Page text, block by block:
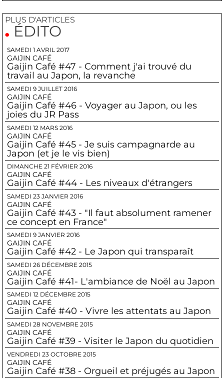
PLUS D'ARTICLES
ÉDITO
SAMEDI 1 AVRIL 2017
GAIJIN CAFÉ
Gaijin Café #47 - Comment j'ai trouvé du
travail au Japon, la revanche
SAMEDI 9 JUILLET 2016
GAIJIN CAFÉ
Gaijin Café #46 - Voyager au Japon, ou les
joies du JR Pass
SAMEDI 12 MARS 2016
GAIJIN CAFÉ
Gaijin Café #45 - Je suis campagnarde au
Japon (et je le vis bien)
DIMANCHE 21 FÉVRIER 2016
GAIJIN CAFÉ
Gaijin Café #44 - Les niveaux d'étrangers
SAMEDI 23 JANVIER 2016
GAIJIN CAFÉ
Gaijin Café #43 - "Il faut absolument ramener
ce concept en France"
SAMEDI 9 JANVIER 2016
GAIJIN CAFÉ
Gaijin Café #42 - Le Japon qui transparaît
SAMEDI 26 DÉCEMBRE 2015
GAIJIN CAFÉ
Gaijin Café #41- L'ambiance de Noël au Japon
SAMEDI 12 DÉCEMBRE 2015
GAIJIN CAFÉ
Gaijin Café #40 - Vivre les attentats au Japon
SAMEDI 28 NOVEMBRE 2015
GAIJIN CAFÉ
Gaijin Café #39 - Visiter le Japon du quotidien
VENDREDI 23 OCTOBRE 2015
GAIJIN CAFÉ
Gaijin Café #38 - Orgueil et préjugés au Japon